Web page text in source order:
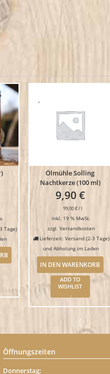
Tage)
Ölmühle Solling
Nachtkerze (100 ml)
9,90 €
99,00€/l
inkl. 19 % MwSt.
zzgl. Versandkosten
Lieferzeit: Versand (2-3 Tage)
und Abholung im Laden
IN DEN WARENKORB
ADD TO
WISHLIST
Öffnungszeiten
Donnerstag: